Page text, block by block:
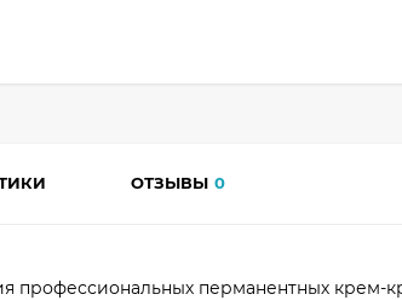
ОТЗЫВЫ 0
профессиональных перманентных крем-